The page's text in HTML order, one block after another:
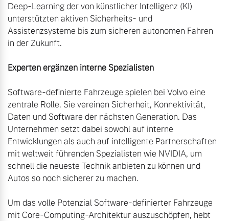
Deep-Learning der von künstlicher Intelligenz (KI)
unterstützten aktiven Sicherheits- und
Assistenzsysteme bis zum sicheren autonomen Fahren
in der Zukunft.
Experten ergänzen interne Spezialisten
Software-definierte Fahrzeuge spielen bei Volvo eine
zentrale Rolle. Sie vereinen Sicherheit, Konnektivität,
Daten und Software der nächsten Generation. Das
Unternehmen setzt dabei sowohl auf interne
Entwicklungen als auch auf intelligente Partnerschaften
mit weltweit führenden Spezialisten wie NVIDIA, um
schnell die neueste Technik anbieten zu können und
Autos so noch sicherer zu machen.
Um das volle Potenzial Software-definierter Fahrzeuge
mit Core-Computing-Architektur auszuschöpfen, hebt